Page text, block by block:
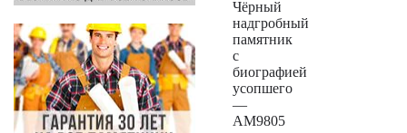
Чёрный
надгробный
памятник
с
биографией
усопшего
—
AM9805